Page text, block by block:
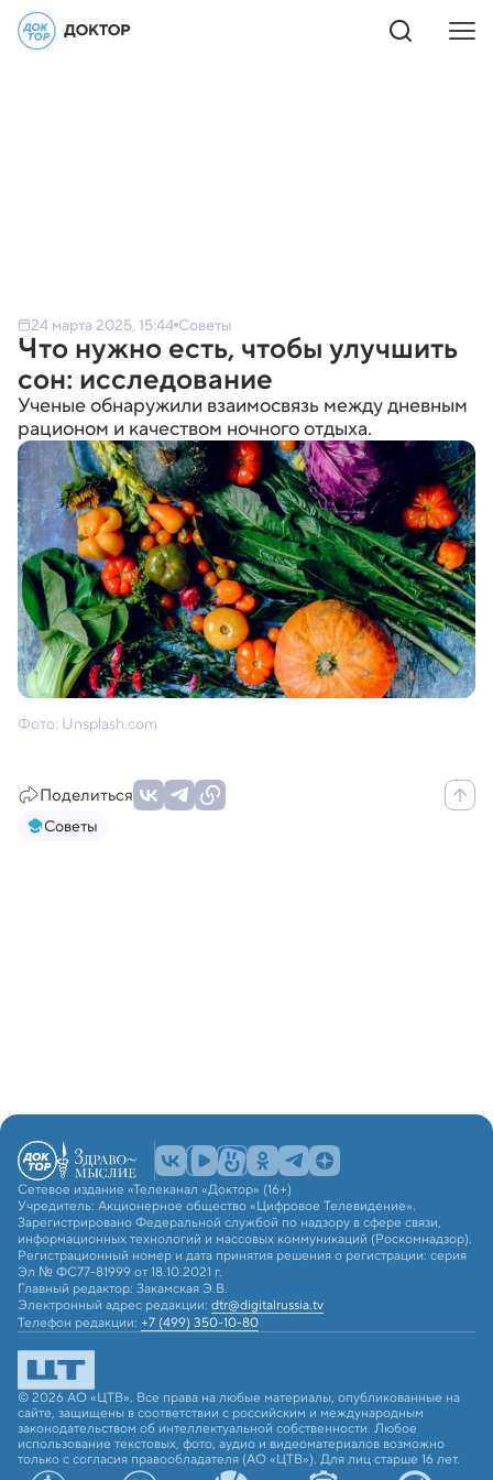
24 марта 2025, 15:44 Советы
Что нужно есть, чтобы улучшить
сон: исследование
Ученые обнаружили взаимосвязь между дневным
рационом и качеством ночного отдыха.
Фото: Unsplash.com
Поделиться
Советы
Сетевое издание «Телеканал «Доктор» (16+)
Учредитель: Акционерное общество «Цифровое Телевидение».
Зарегистрировано Федеральной службой по надзору в сфере связи,
информационных технологий и массовых коммуникаций (Роскомнадзор).
Регистрационный номер и дата принятия решения о регистрации: серия
Эл № ФС77-81999 от 18.10.2021 г.
Главный редактор: Закамская Э.В.
Электронный адрес редакции: dtr@digitalrussia.tv
Телефон редакции: +7 (499) 350-10-80
© 2026 АО «ЦТВ». Все права на любые материалы, опубликованные на
сайте, защищены в соответствии с российским и международным
законодательством об интеллектуальной собственности. Любое
использование текстовых, фото, аудио и видеоматериалов возможно
только с согласия правообладателя (АО «ЦТВ»). Для лиц старше 16 лет.